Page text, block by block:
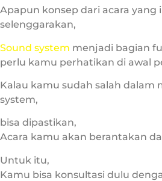
Apapun konsep dari acara yang
selenggarakan,
Sound system menjadi bagian
perlu kamu perhatikan di awal
Kalau kamu sudah salah dalam
system,
bisa dipastikan,
Acara kamu akan berantakan
Untuk itu,
Kamu bisa konsultasi dulu